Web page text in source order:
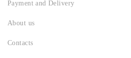
Payment and Delivery
About us
Contacts